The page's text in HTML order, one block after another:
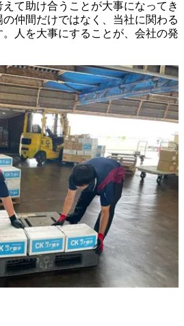
て助け合うことが大事になってき
仲間だけではなく、当社に関わる
人を大事にすることが、会社の発